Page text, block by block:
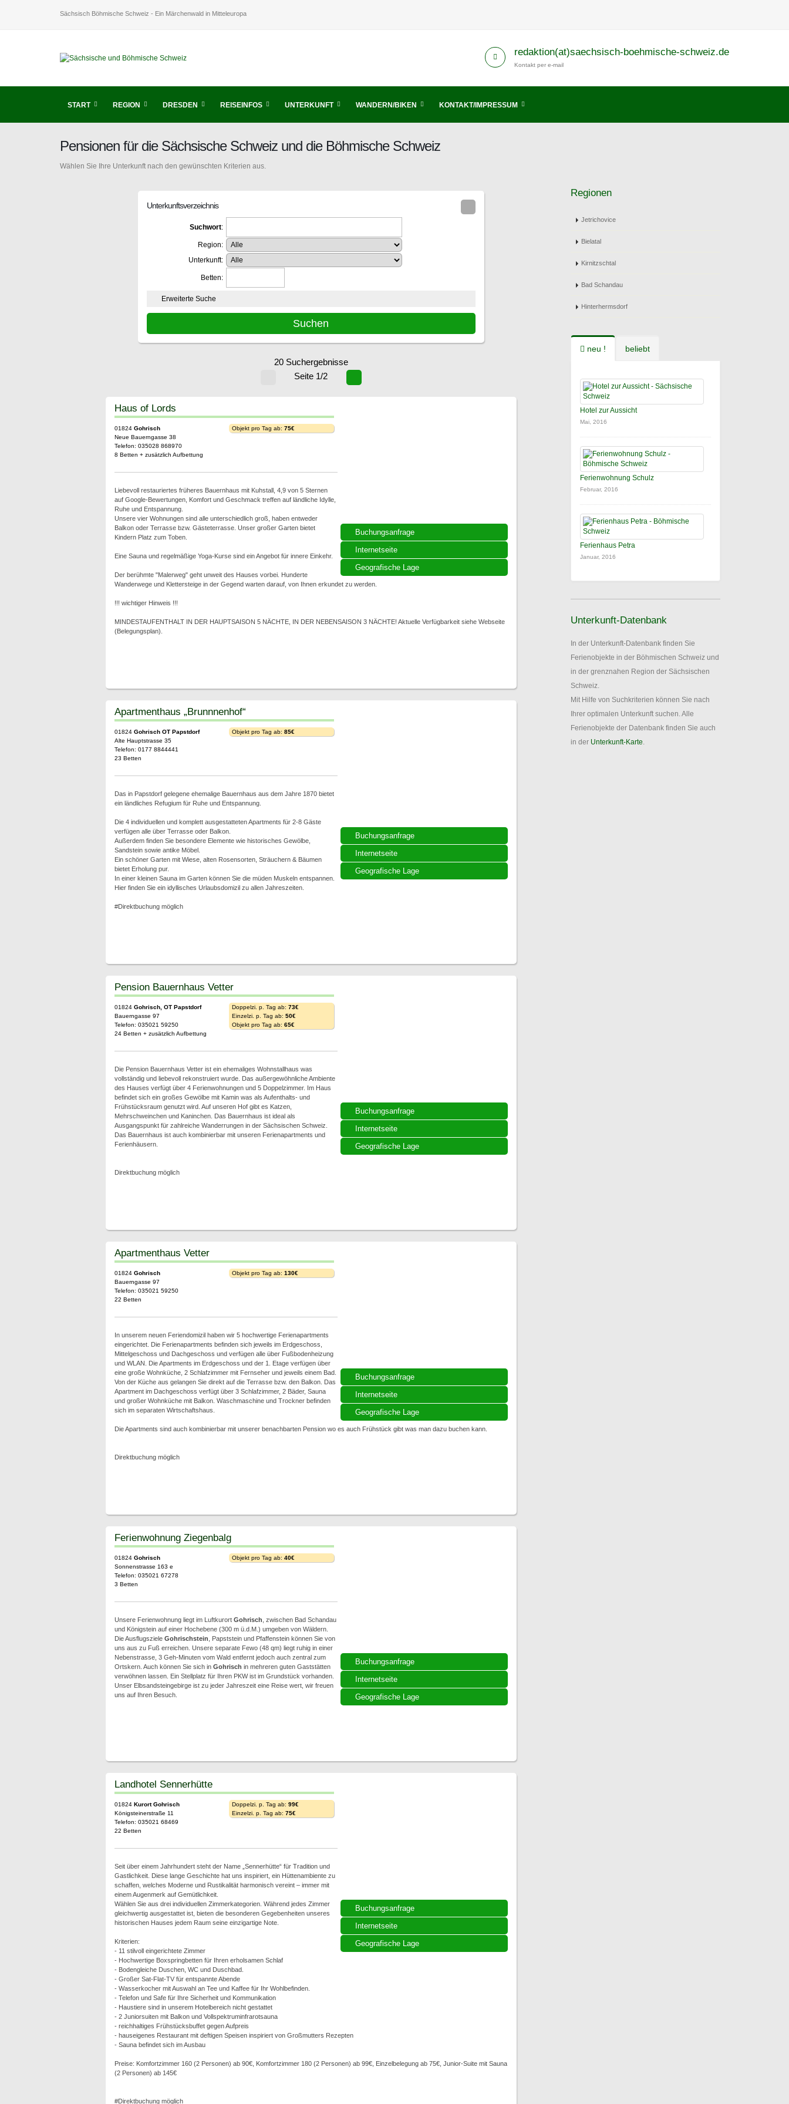
Sächsisch Böhmische Schweiz - Ein Märchenwald in Mitteleuropa
redaktion(at)saechsisch-boehmische-schweiz.de
Kontakt per e-mail
START REGION DRESDEN REISEINFOS UNTERKUNFT WANDERN/BIKEN KONTAKT/IMPRESSUM
Pensionen für die Sächsische Schweiz und die Böhmische Schweiz
Wählen Sie Ihre Unterkunft nach den gewünschten Kriterien aus.
Unterkunftsverzeichnis
Suchwort:
Region:
Unterkunft:
Betten:
Erweiterte Suche
20 Suchergebnisse
Seite 1/2
Buchungsanfrage
Internetseite
Geografische Lage
Haus of Lords
01824 Gohrisch
Neue Bauerngasse 38
Telefon: 035028 868970
8 Betten + zusätzlich Aufbettung
Objekt pro Tag ab: 75€
Liebevoll restauriertes früheres Bauernhaus mit Kuhstall, 4,9 von 5 Sternen
auf Google-Bewertungen, Komfort und Geschmack treffen auf ländliche Idylle,
Ruhe und Entspannung.
Unsere vier Wohnungen sind alle unterschiedlich groß, haben entweder
Balkon oder Terrasse bzw. Gästeterrasse. Unser großer Garten bietet
Kindern Platz zum Toben.
Eine Sauna und regelmäßige Yoga-Kurse sind ein Angebot für innere Einkehr.
Der berühmte "Malerweg" geht unweit des Hauses vorbei. Hunderte
Wanderwege und Klettersteige in der Gegend warten darauf, von Ihnen erkundet zu werden.
!!! wichtiger Hinweis !!!
MINDESTAUFENTHALT IN DER HAUPTSAISON 5 NÄCHTE, IN DER NEBENSAISON 3 NÄCHTE! Aktuelle Verfügbarkeit siehe Webseite
(Belegungsplan).
Buchungsanfrage
Internetseite
Geografische Lage
Apartmenthaus „Brunnnenhof“
01824 Gohrisch OT Papstdorf
Alte Hauptstrasse 35
Telefon: 0177 8844441
23 Betten
Objekt pro Tag ab: 85€
Das in Papstdorf gelegene ehemalige Bauernhaus aus dem Jahre 1870 bietet
ein ländliches Refugium für Ruhe und Entspannung.
Die 4 individuellen und komplett ausgestatteten Apartments für 2-8 Gäste
verfügen alle über Terrasse oder Balkon.
Außerdem finden Sie besondere Elemente wie historisches Gewölbe,
Sandstein sowie antike Möbel.
Ein schöner Garten mit Wiese, alten Rosensorten, Sträuchern & Bäumen
bietet Erholung pur.
In einer kleinen Sauna im Garten können Sie die müden Muskeln entspannen.
Hier finden Sie ein idyllisches Urlaubsdomizil zu allen Jahreszeiten.
#Direktbuchung möglich
Buchungsanfrage
Internetseite
Geografische Lage
Pension Bauernhaus Vetter
01824 Gohrisch, OT Papstdorf
Bauerngasse 97
Telefon: 035021 59250
24 Betten + zusätzlich Aufbettung
Doppelzi. p. Tag ab: 73€
Einzelzi. p. Tag ab: 50€
Objekt pro Tag ab: 65€
Die Pension Bauernhaus Vetter ist ein ehemaliges Wohnstallhaus was
vollständig und liebevoll rekonstruiert wurde. Das außergewöhnliche Ambiente
des Hauses verfügt über 4 Ferienwohnungen und 5 Doppelzimmer. Im Haus
befindet sich ein großes Gewölbe mit Kamin was als Aufenthalts- und
Frühstücksraum genutzt wird. Auf unseren Hof gibt es Katzen,
Mehrschweinchen und Kaninchen. Das Bauernhaus ist ideal als
Ausgangspunkt für zahlreiche Wanderrungen in der Sächsischen Schweiz.
Das Bauernhaus ist auch kombinierbar mit unseren Ferienapartments und
Ferienhäusern.
Direktbuchung möglich
Buchungsanfrage
Internetseite
Geografische Lage
Apartmenthaus Vetter
01824 Gohrisch
Bauerngasse 97
Telefon: 035021 59250
22 Betten
Objekt pro Tag ab: 130€
In unserem neuen Feriendomizil haben wir 5 hochwertige Ferienapartments
eingerichtet. Die Ferienapartments befinden sich jeweils im Erdgeschoss,
Mittelgeschoss und Dachgeschoss und verfügen alle über Fußbodenheizung
und WLAN. Die Apartments im Erdgeschoss und der 1. Etage verfügen über
eine große Wohnküche, 2 Schlafzimmer mit Fernseher und jeweils einem Bad.
Von der Küche aus gelangen Sie direkt auf die Terrasse bzw. den Balkon. Das
Apartment im Dachgeschoss verfügt über 3 Schlafzimmer, 2 Bäder, Sauna
und großer Wohnküche mit Balkon. Waschmaschine und Trockner befinden
sich im separaten Wirtschaftshaus.
Die Apartments sind auch kombinierbar mit unserer benachbarten Pension wo es auch Frühstück gibt was man dazu buchen kann.
Direktbuchung möglich
Buchungsanfrage
Internetseite
Geografische Lage
Ferienwohnung Ziegenbalg
01824 Gohrisch
Sonnenstrasse 163 e
Telefon: 035021 67278
3 Betten
Objekt pro Tag ab: 40€
Unsere Ferienwohnung liegt im Luftkurort Gohrisch , zwischen Bad Schandau
und Königstein auf einer Hochebene (300 m ü.d.M.) umgeben von Wäldern.
Die Ausflugsziele Gohrischstein , Papststein und Pfaffenstein können Sie von
uns aus zu Fuß erreichen. Unsere separate Fewo (48 qm) liegt ruhig in einer
Nebenstrasse, 3 Geh-Minuten vom Wald entfernt jedoch auch zentral zum
Ortskern. Auch können Sie sich in Gohrisch in mehreren guten Gaststätten
verwöhnen lassen. Ein Stellplatz für Ihren PKW ist im Grundstück vorhanden.
Unser Elbsandsteingebirge ist zu jeder Jahreszeit eine Reise wert, wir freuen
uns auf Ihren Besuch.
Buchungsanfrage
Internetseite
Geografische Lage
Landhotel Sennerhütte
01824 Kurort Gohrisch
Königsteinerstraße 11
Telefon: 035021 68469
22 Betten
Doppelzi. p. Tag ab: 99€
Einzelzi. p. Tag ab: 75€
Seit über einem Jahrhundert steht der Name „Sennerhütte“ für Tradition und
Gastlichkeit. Diese lange Geschichte hat uns inspiriert, ein Hüttenambiente zu
schaffen, welches Moderne und Rustikalität harmonisch vereint – immer mit
einem Augenmerk auf Gemütlichkeit.
Wählen Sie aus drei individuellen Zimmerkategorien. Während jedes Zimmer
gleichwertig ausgestattet ist, bieten die besonderen Gegebenheiten unseres
historischen Hauses jedem Raum seine einzigartige Note.
Kriterien:
- 11 stilvoll eingerichtete Zimmer
- Hochwertige Boxspringbetten für Ihren erholsamen Schlaf
- Bodengleiche Duschen, WC und Duschbad.
- Großer Sat-Flat-TV für entspannte Abende
- Wasserkocher mit Auswahl an Tee und Kaffee für Ihr Wohlbefinden.
- Telefon und Safe für Ihre Sicherheit und Kommunikation
- Haustiere sind in unserem Hotelbereich nicht gestattet
- 2 Juniorsuiten mit Balkon und Vollspektruminfrarotsauna
- reichhaltiges Frühstücksbuffet gegen Aufpreis
- hauseigenes Restaurant mit deftigen Speisen inspiriert von Großmutters Rezepten
- Sauna befindet sich im Ausbau
Preise: Komfortzimmer 160 (2 Personen) ab 90€, Komfortzimmer 180 (2 Personen) ab 99€, Einzelbelegung ab 75€, Junior-Suite mit Sauna
(2 Personen) ab 145€
#Direktbuchung möglich
Regionen
Jetrichovice
Bielatal
Kirnitzschtal
Bad Schandau
Hinterhermsdorf
neu ! beliebt
Hotel zur Aussicht
Mai, 2016
Ferienwohnung Schulz
Februar, 2016
Ferienhaus Petra
Januar, 2016
Unterkunft-Datenbank
In der Unterkunft-Datenbank finden Sie
Ferienobjekte in der Böhmischen Schweiz und
in der grenznahen Region der Sächsischen
Schweiz.
Mit Hilfe von Suchkriterien können Sie nach
Ihrer optimalen Unterkunft suchen. Alle
Ferienobjekte der Datenbank finden Sie auch
in der Unterkunft-Karte.